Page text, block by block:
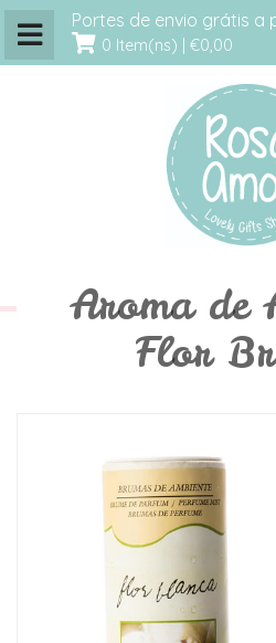
Portes de envio grátis a
0 Item(ns) | €0,00
Aroma de
Flor